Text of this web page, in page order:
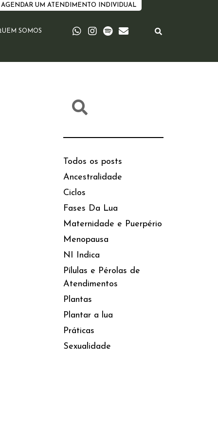
AGENDAR UM ATENDIMENTO INDIVIDUAL
SOMOS
Todos os posts
Ancestralidade
Ciclos
Fases Da Lua
Maternidade e Puerpério
Menopausa
NI Indica
Pílulas e Pérolas de
Atendimentos
Plantas
Plantar a lua
Práticas
Sexualidade